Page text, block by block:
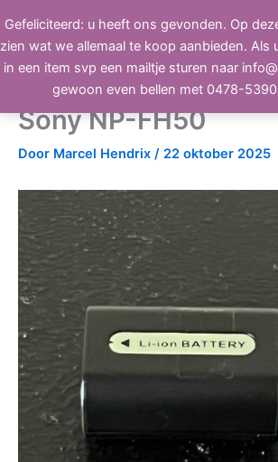
Gefeliciteerd: u heeft ons gevonden. Op
zien wat we allemaal te koop aanbieden. Als
in een item svp een mailtje sturen naar
gewoon even bellen met 0478-
naar
de
inhoud
BEELD, GELUID, LICHT
Jupio VS00023
Sony NP-FH50
Door Marcel Hendrix / 22 oktober 2025